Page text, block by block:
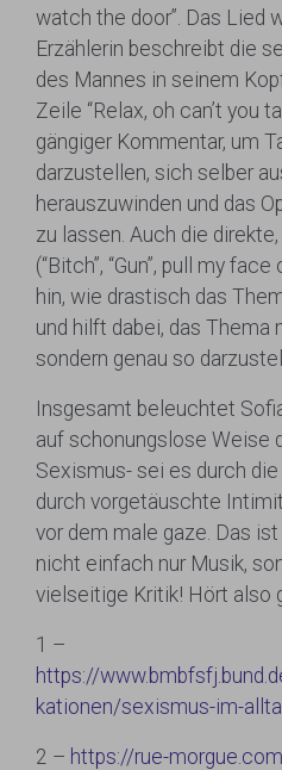
watch the door”. Das Lied
Erzählerin beschreibt die
des Mannes in seinem
Zeile “Relax, oh can’t you
gängiger Kommentar, um
darzustellen, sich selber
herauszuwinden und das
zu lassen. Auch die
(“Bitch”, “Gun”, pull my
hin, wie drastisch das
und hilft dabei, das Thema
sondern genau so
Insgesamt beleuchtet
auf schonungslose Weise
Sexismus- sei es durch
durch vorgetäuschte
vor dem male gaze. Das
nicht einfach nur Musik,
vielseitige Kritik! Hört also
1 –
https://
kationen/sexismus-im-
2 – https://rue-